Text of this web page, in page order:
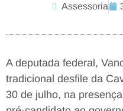
Assessoria
A deputada federal,
tradicional desfile da
30 de julho, na